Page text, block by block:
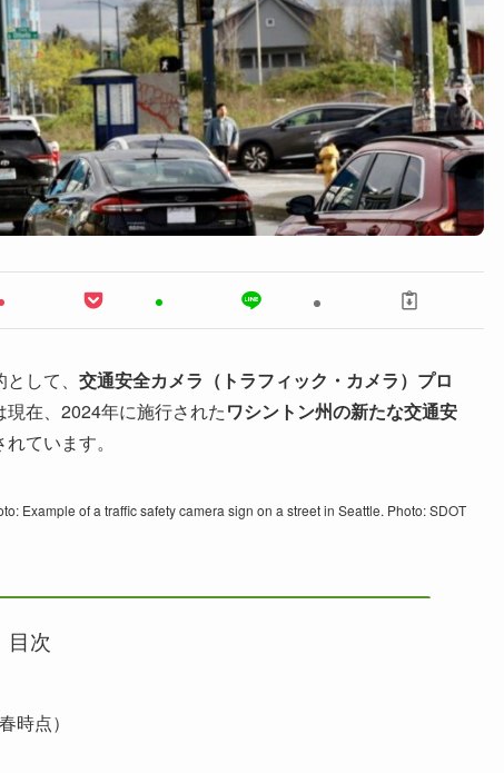
して、 交通安全カメラ（トラフィック・カメラ）プロ
在、2024年に施行されたワシントン州の新たな交通安
ています。
Example of a traffic safety camera sign on a street in Seattle. Photo: SDOT
目次
時点）